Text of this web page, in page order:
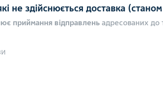
не здійснюється доставка
приймання відправлень адресованих до